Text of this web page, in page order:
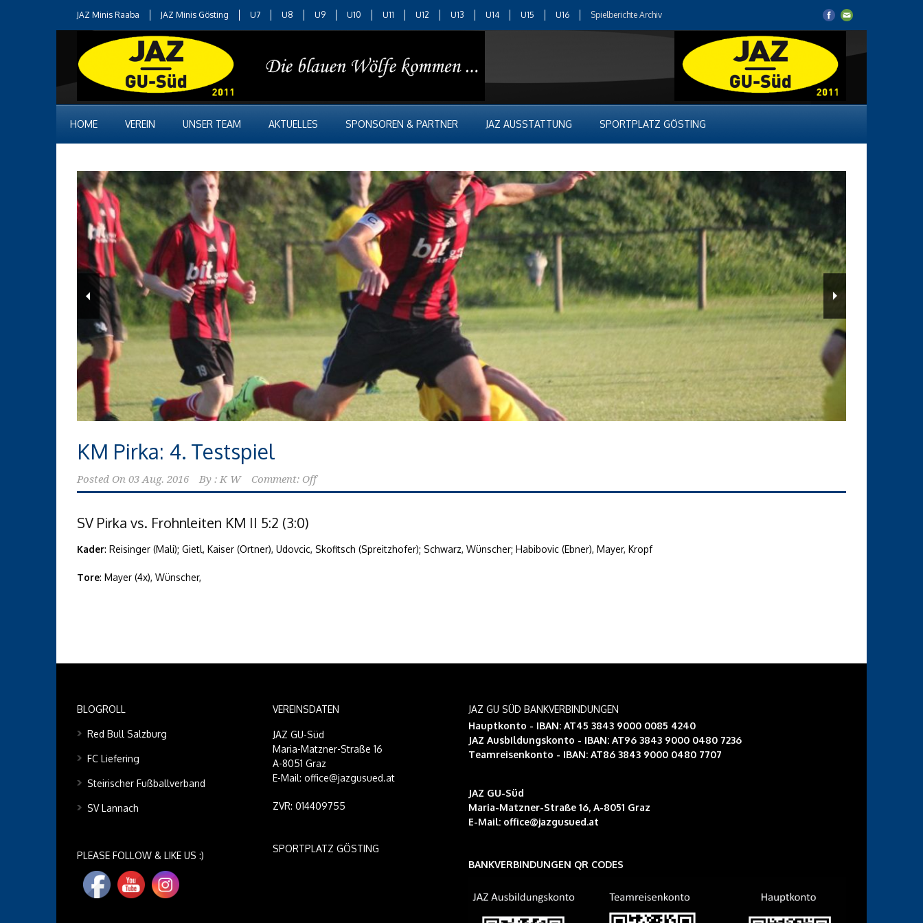
JAZ Minis Raaba JAZ Minis Gösting U7 U8 U9 U10 U11 U12 U13 U14 U15 U16 Spielberichte Archiv
HOME VEREIN UNSER TEAM AKTUELLES SPONSOREN & PARTNER JAZ AUSSTATTUNG SPORTPLATZ GÖSTING
KM Pirka: 4. Testspiel
Posted On 03 Aug. 2016 By : K W Comment: Off
SV Pirka vs. Frohnleiten KM II 5:2 (3:0)
Kader: Reisinger (Mali); Gietl, Kaiser (Ortner), Udovcic, Skofitsch (Spreitzhofer); Schwarz, Wünscher; Habibovic (Ebner), Mayer, Kropf
Tore: Mayer (4x), Wünscher,
BLOGROLL
Red Bull Salzburg
FC Liefering
Steirischer Fußballverband
SV Lannach
PLEASE FOLLOW & LIKE US :)
VEREINSDATEN
JAZ GU-Süd
Maria-Matzner-Straße 16
A-8051 Graz
E-Mail: office@jazgusued.at
ZVR: 014409755
SPORTPLATZ GÖSTING
JAZ GU SÜD BANKVERBINDUNGEN
Hauptkonto - IBAN: AT45 3843 9000 0085 4240
JAZ Ausbildungskonto - IBAN: AT96 3843 9000 0480 7236
Teamreisenkonto - IBAN: AT86 3843 9000 0480 7707
JAZ GU-Süd
Maria-Matzner-Straße 16, A-8051 Graz
E-Mail: office@jazgusued.at
BANKVERBINDUNGEN QR CODES